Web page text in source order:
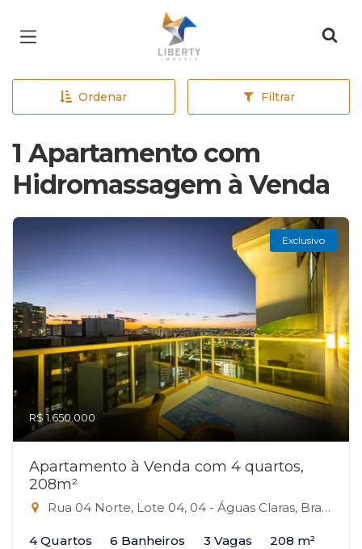
Página inicial
Ordenar Filtrar
1 Apartamento com
Hidromassagem à Venda
Exclusivo
R$ 1.650.000
Apartamento à Venda com 4 quartos,
208m²
Rua 04 Norte, Lote 04, 04 - Águas Claras, Brasília-DF
4 Quartos 6 Banheiros 3 Vagas 208 m²